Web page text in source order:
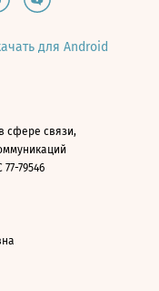
для Android
сфере связи,
79546